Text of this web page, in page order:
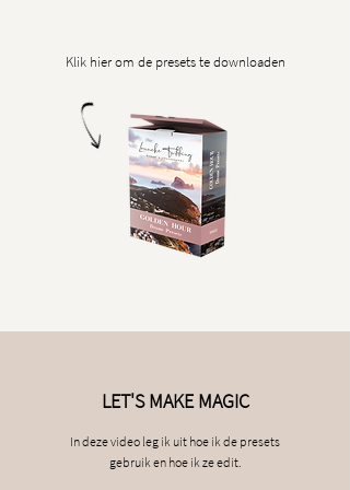
Klik hier om de presets te downloaden
LET'S MAKE MAGIC
In deze video leg ik uit hoe ik de presets
gebruik en hoe ik ze edit.